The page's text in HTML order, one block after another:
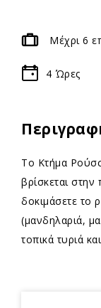
Μέχρι 6
4 Ώρες
Το Κτήμα
βρίσκεται
δοκιμάσετε το
(μανδηλαριά,
τοπικά τυριά